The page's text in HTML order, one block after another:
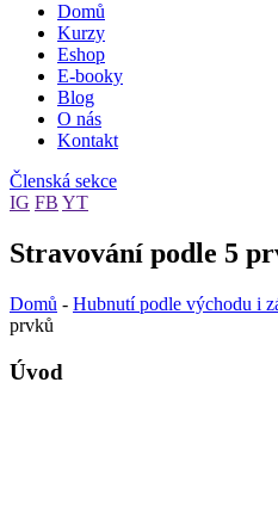
Domů
Kurzy
Eshop
E-booky
Blog
O nás
Kontakt
Členská sekce
IG FB YT
Stravování podle 5
Domů - Hubnutí podle východu i
prvků
Úvod